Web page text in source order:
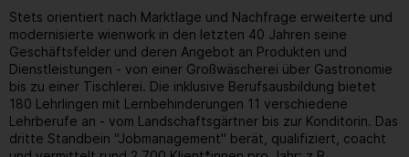
Stets orientiert nach Marktlage und Nachfrage erweiterte und
modernisierte wienwork in den letzten 40 Jahren seine
Geschäftsfelder und deren Angebot an Produkten und
Dienstleistungen - von einer Großwäscherei über Gastronomie
bis zu einer Tischlerei. Die inklusive Berufsausbildung bietet
180 Lehrlingen mit Lernbehinderungen 11 verschiedene
Lehrberufe an - vom Landschaftsgärtner bis zur Konditorin. Das
dritte Standbein "Jobmanagement" berät, qualifiziert, coacht